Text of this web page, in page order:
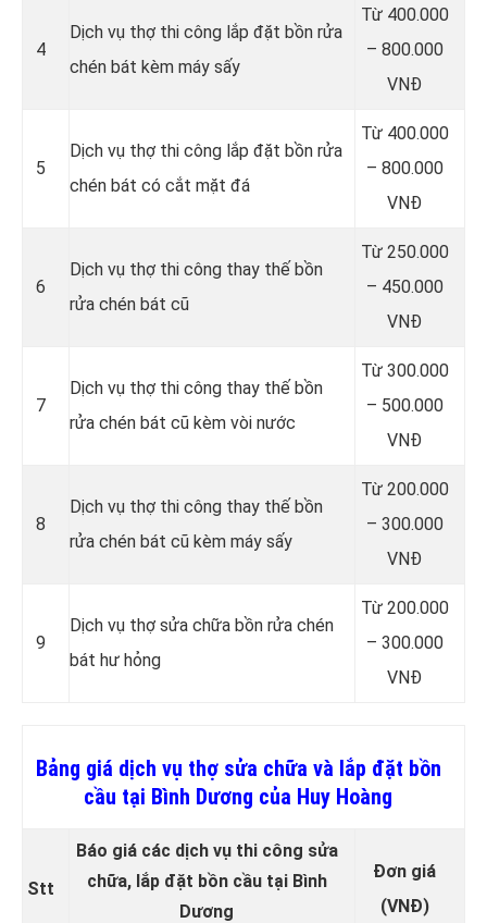
4
Dịch vụ thợ thi công lắp đặt bồn rửa
chén bát kèm máy sấy
Từ 400.000
– 800.000
VNĐ
5
Dịch vụ thợ thi công lắp đặt bồn rửa
chén bát có cắt mặt đá
Từ 400.000
– 800.000
VNĐ
6
Dịch vụ thợ thi công thay thế bồn
rửa chén bát cũ
Từ 250.000
– 450.000
VNĐ
7
Dịch vụ thợ thi công thay thế bồn
rửa chén bát cũ kèm vòi nước
Từ 300.000
– 500.000
VNĐ
8
Dịch vụ thợ thi công thay thế bồn
rửa chén bát cũ kèm máy sấy
Từ 200.000
– 300.000
VNĐ
9
Dịch vụ thợ sửa chữa bồn rửa chén
bát hư hỏng
Từ 200.000
– 300.000
VNĐ
Bảng giá dịch vụ thợ sửa chữa và lắp đặt bồn
cầu tại Bình Dương của Huy Hoàng
Stt
Báo giá các dịch vụ thi công sửa
chữa, lắp đặt bồn cầu tại Bình
Dương
Đơn giá
(VNĐ)